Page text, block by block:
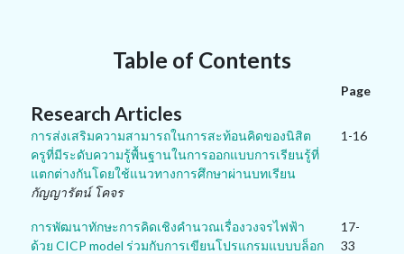
Table of Contents
Page
Research Articles
การส่งเสริมความสามารถในการสะท้อนคิดของนิสิต
ครูที่มีระดับความรู้พื้นฐานในการออกแบบการเรียนรู้ที่
แตกต่างกันโดยใช้แนวทางการศึกษาผ่านบทเรียน
กัญญารัตน์ โคจร
1-16
การพัฒนาทักษะการคิดเชิงคำนวณเรื่องวงจรไฟฟ้า
ด้วย CICP model ร่วมกับการเขียนโปรแกรมแบบบล็อก
17-
33